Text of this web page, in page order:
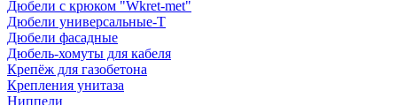
Дюбели с крюком "Wkret-met"
Дюбели универсальные-Т
Дюбели фасадные
Дюбель-хомуты для кабеля
Крепёж для газобетона
Крепления унитаза
Ниппели